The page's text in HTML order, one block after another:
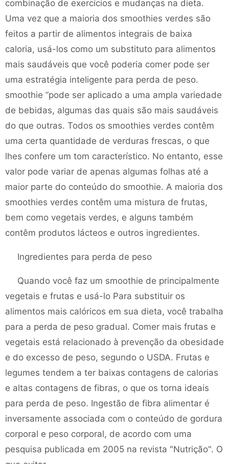
combinação de exercícios e mudanças na dieta.
Uma vez que a maioria dos smoothies verdes são
feitos a partir de alimentos integrais de baixa
caloria, usá-los como um substituto para alimentos
mais saudáveis ​​que você poderia comer pode ser
uma estratégia inteligente para perda de peso.
smoothie ”pode ser aplicado a uma ampla variedade
de bebidas, algumas das quais são mais saudáveis ​​
do que outras. Todos os smoothies verdes contêm
uma certa quantidade de verduras frescas, o que
lhes confere um tom característico. No entanto, esse
valor pode variar de apenas algumas folhas até a
maior parte do conteúdo do smoothie. A maioria dos
smoothies verdes contêm uma mistura de frutas,
bem como vegetais verdes, e alguns também
contêm produtos lácteos e outros ingredientes.
Ingredientes para perda de peso
Quando você faz um smoothie de principalmente
vegetais e frutas e usá-lo Para substituir os
alimentos mais calóricos em sua dieta, você trabalha
para a perda de peso gradual. Comer mais frutas e
vegetais está relacionado à prevenção da obesidade
e do excesso de peso, segundo o USDA. Frutas e
legumes tendem a ter baixas contagens de calorias
e altas contagens de fibras, o que os torna ideais
para perda de peso. Ingestão de fibra alimentar é
inversamente associada com o conteúdo de gordura
corporal e peso corporal, de acordo com uma
pesquisa publicada em 2005 na revista "Nutrição". O